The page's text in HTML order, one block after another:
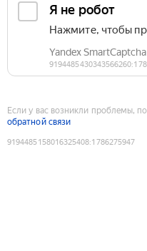
Если у вас возникли проблемы,
обратной связи
9194485158016325408:1786275947